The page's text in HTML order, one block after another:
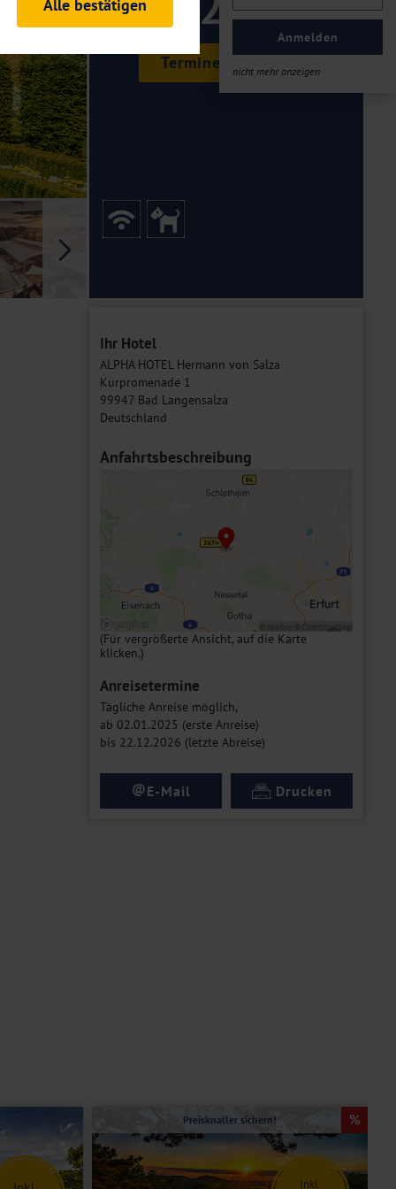
Anmelden
nicht mehr anzeigen
Termine & Preise
Ihr Hotel
ALPHA HOTEL Hermann von Salza
Kurpromenade 1
99947 Bad Langensalza
Deutschland
Anfahrtsbeschreibung
(Für vergrößerte Ansicht, auf die Karte
klicken.)
Anreisetermine
Tägliche Anreise möglich,
ab 02.01.2025 (erste Anreise)
bis 22.12.2026 (letzte Abreise)
@E-Mail Drucken
Inkl.
Preisknaller sichern!
und Analysen. Mithilfe
Auftritts ermitteln und
es zu einer Drittlands
Daten finden Sie in unseren
Alle bestätigen